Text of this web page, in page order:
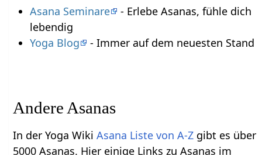
Asana Seminare
- Erlebe Asanas, fühle dich
lebendig
Yoga Blog
- Immer auf dem neuesten Stand
Andere Asanas
In der Yoga WikiAsana Liste von A-Z gibt es über
5000 Asanas. Hier einige Links zu Asanas im